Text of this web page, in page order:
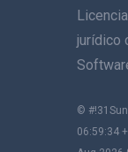
jurídico
©
06:59:34